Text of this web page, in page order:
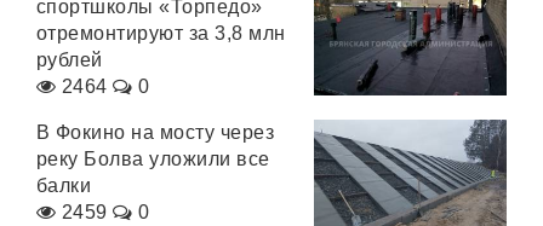
спортшколы «Торпедо»
отремонтируют за 3,8 млн
рублей
2464
0
В Фокино на мосту через
реку Болва уложили все
балки
2459
0